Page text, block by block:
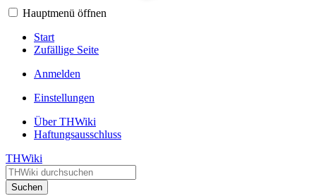
Hauptmenü öffnen
Start
Zufällige Seite
Anmelden
Einstellungen
Über THWiki
Haftungsausschluss
THWiki
Suchen